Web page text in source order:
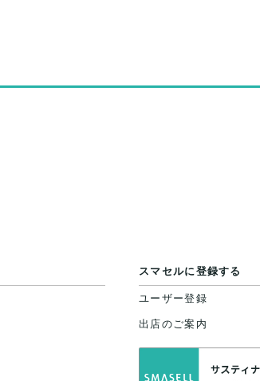
スマセルに登録する
ユーザー登録
出店のご案内